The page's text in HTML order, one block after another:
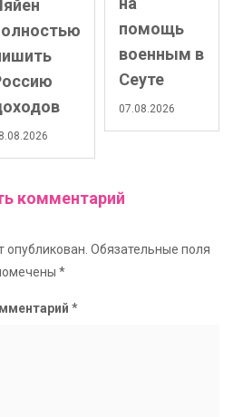
помощь
военным в
Сеуте
07.08.2026
комментарий
опубликован. Обязательные поля
*
*